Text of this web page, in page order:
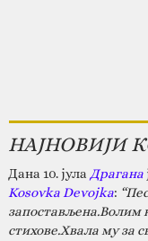
НАЈНОВИЈИ
Дана 10. јула Драгана
Kosovka Devojka:
запостављена.Волим
стихове.Хвала му за